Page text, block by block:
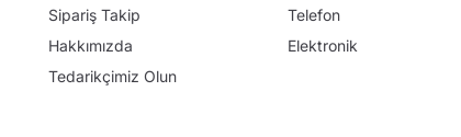
Sipariş Takip
Hakkımızda
Tedarikçimiz Olun
Telefon
Elektronik